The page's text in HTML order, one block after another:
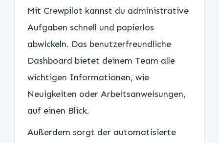
Mit Crewpilot kannst du administrative
Aufgaben schnell und papierlos
abwickeln. Das benutzerfreundliche
Dashboard bietet deinem Team alle
wichtigen Informationen, wie
Neuigkeiten oder Arbeitsanweisungen,
auf einen Blick.
Außerdem sorgt der automatisierte